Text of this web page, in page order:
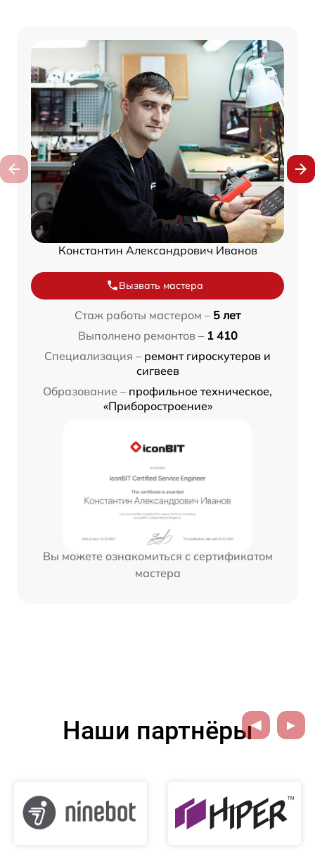
Константин Александрович Иванов
Вызвать мастера
Стаж работы мастером – 5 лет
Выполнено ремонтов – 1 410
Специализация – ремонт гироскутеров и
сигвеев
Образование – профильное техническое,
«Приборостроение»
Вы можете ознакомиться с сертификатом
мастера
Наши партнёры